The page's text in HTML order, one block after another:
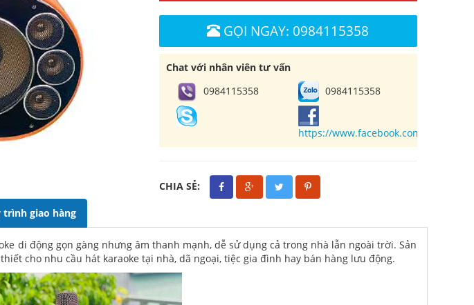
GỌI NGAY: 0984115358
Chat với nhân viên tư vấn
0984115358
0984115358
https://www.facebook.com/
CHIA SẺ:
trình giao hàng
di động gọn gàng nhưng âm thanh mạnh, dễ sử dụng cả trong nhà lẫn ngoài trời. Sản
cho nhu cầu hát karaoke tại nhà, dã ngoại, tiệc gia đình hay bán hàng lưu động.